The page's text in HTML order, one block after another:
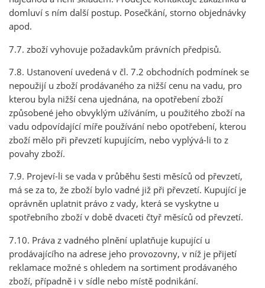
domluví s ním další postup. Posečkání, storno objednávky
apod.
7.7. zboží vyhovuje požadavkům právních předpisů.
7.8. Ustanovení uvedená v čl. 7.2 obchodních podmínek se
nepoužijí u zboží prodávaného za nižší cenu na vadu, pro
kterou byla nižší cena ujednána, na opotřebení zboží
způsobené jeho obvyklým užíváním, u použitého zboží na
vadu odpovídající míře používání nebo opotřebení, kterou
zboží mělo při převzetí kupujícím, nebo vyplývá-li to z
povahy zboží.
7.9. Projeví-li se vada v průběhu šesti měsíců od převzetí,
má se za to, že zboží bylo vadné již při převzetí. Kupující je
oprávněn uplatnit právo z vady, která se vyskytne u
spotřebního zboží v době dvaceti čtyř měsíců od převzetí.
7.10. Práva z vadného plnění uplatňuje kupující u
prodávajícího na adrese jeho provozovny, v níž je přijetí
reklamace možné s ohledem na sortiment prodávaného
zboží, případně i v sídle nebo místě podnikání.